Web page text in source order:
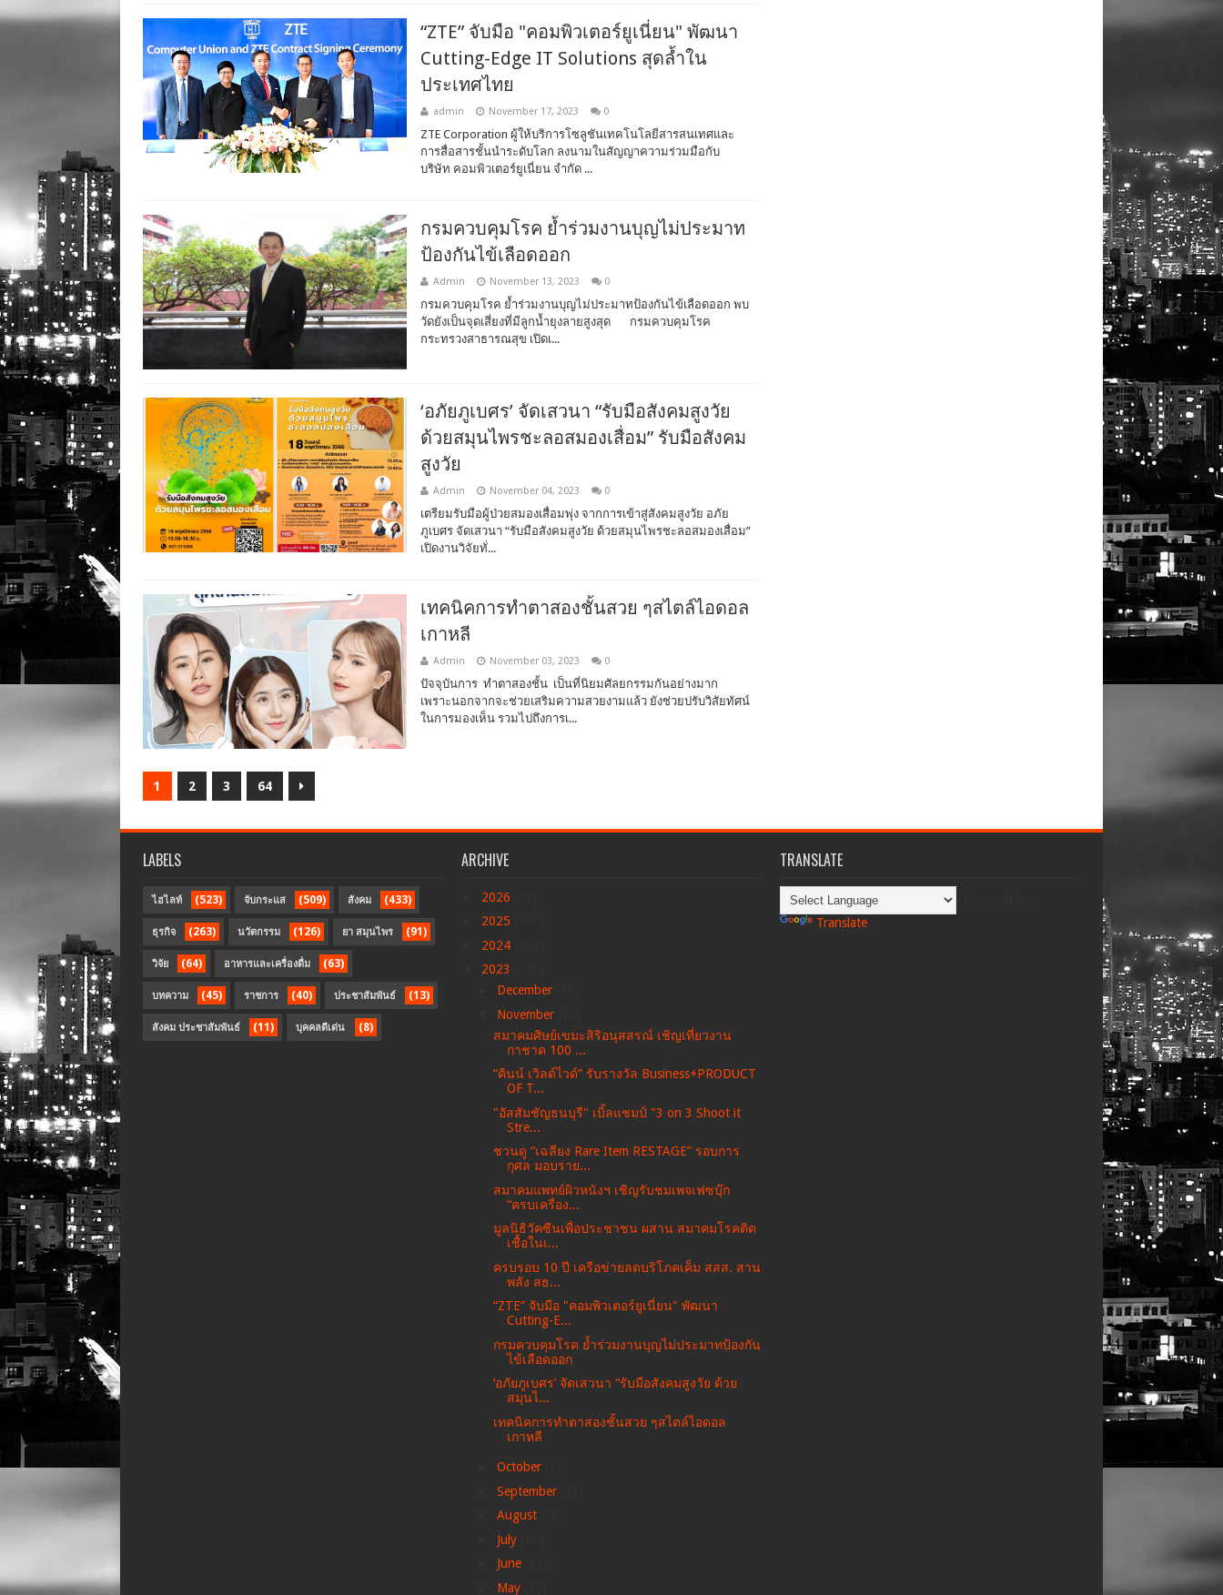
“ZTE” จับมือ "คอมพิวเตอร์ยูเนี่ยน" พัฒนา
Cutting-Edge IT Solutions สุดล้ำใน
ประเทศไทย
admin November 17, 2023 0
ZTE Corporation ผู้ให้บริการโซลูชันเทคโนโลยีสารสนเทศและ
การสื่อสารชั้นนำระดับโลก ลงนามในสัญญาความร่วมมือกับ
บริษัท คอมพิวเตอร์ยูเนี่ยน จำกัด ...
กรมควบคุมโรค ย้ำร่วมงานบุญไม่ประมาท
ป้องกันไข้เลือดออก
Admin November 13, 2023 0
กรมควบคุมโรค ย้ำร่วมงานบุญไม่ประมาทป้องกันไข้เลือดออก พบ
วัดยังเป็นจุดเสี่ยงที่มีลูกน้ำยุงลายสูงสุด กรมควบคุมโรค
กระทรวงสาธารณสุข เปิดเ...
‘อภัยภูเบศร’ จัดเสวนา “รับมือสังคมสูงวัย
ด้วยสมุนไพรชะลอสมองเสื่อม” รับมือสังคม
สูงวัย
Admin November 04, 2023 0
เตรียมรับมือผู้ป่วยสมองเสื่อมพุ่ง จากการเข้าสู่สังคมสูงวัย อภัย
ภูเบศร จัดเสวนา “รับมือสังคมสูงวัย ด้วยสมุนไพรชะลอสมองเสื่อม”
เปิดงานวิจัยทั่...
เทคนิคการทำตาสองชั้นสวย ๆสไตล์ไอดอล
เกาหลี
Admin November 03, 2023 0
ปัจจุบันการ ทำตาสองชั้น เป็นที่นิยมศัลยกรรมกันอย่างมาก
เพราะนอกจากจะช่วยเสริมความสวยงามแล้ว ยังช่วยปรับวิสัยทัศน์
ในการมองเห็น รวมไปถึงการเ...
1 2 3 64
LABELS
ไฮไลท์ (523) จับกระแส (509) สังคม (433)
ธุรกิจ (263) นวัตกรรม (126) ยา สมุนไพร (91)
วิจัย (64) อาหารและเครื่องดื่ม (63)
บทความ (45) ราชการ (40) ประชาสัมพันธ์ (13)
สังคม ประชาสัมพันธ์ (11) บุคคลดีเด่น (8)
ARCHIVE
2026
2025
2024
2023
December
November
สมาคมศิษย์เขมะสิริอนุสสรณ์ เชิญเที่ยวงาน
กาชาด 100 ...
“คินน์ เวิลด์ไวด์” รับรางวัล Business+PRODUCT
OF T...
"อัสสัมชัญธนบุรี" เบิ้ลแชมป์ "3 on 3 Shoot it
Stre...
ชวนดู “เฉลียง Rare Item RESTAGE” รอบการ
กุศล มอบราย...
สมาคมแพทย์ผิวหนังฯ เชิญรับชมเพจเฟซบุ๊ก
“ครบเครื่อง...
มูลนิธิวัคซีนเพื่อประชาชน ผสาน สมาคมโรคติด
เชื้อในเ...
ครบรอบ 10 ปี เครือข่ายลดบริโภคเค็ม สสส. สาน
พลัง สธ...
“ZTE” จับมือ "คอมพิวเตอร์ยูเนี่ยน" พัฒนา
Cutting-E...
กรมควบคุมโรค ย้ำร่วมงานบุญไม่ประมาทป้องกัน
ไข้เลือดออก
‘อภัยภูเบศร’ จัดเสวนา “รับมือสังคมสูงวัย ด้วย
สมุนไ...
เทคนิคการทำตาสองชั้นสวย ๆสไตล์ไอดอล
เกาหลี
October
September
August
July
June
May
TRANSLATE
Translate